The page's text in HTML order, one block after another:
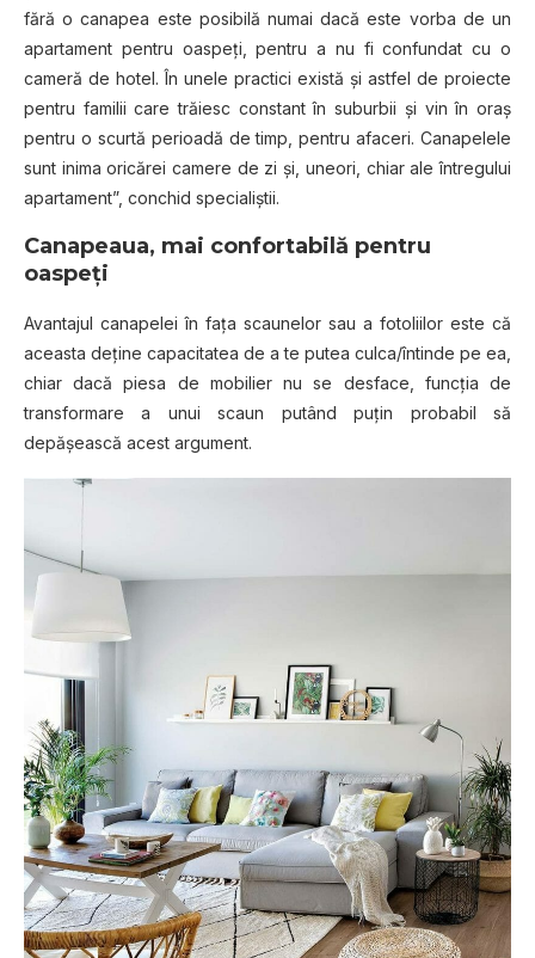
fără o canapea este posibilă numai dacă este vorba de un
apartament pentru oaspeţi, pentru a nu fi confundat cu o
cameră de hotel. În unele practici există şi astfel de proiecte
pentru familii care trăiesc constant în suburbii şi vin în oraş
pentru o scurtă perioadă de timp, pentru afaceri. Canapelele
sunt inima oricărei camere de zi şi, uneori, chiar ale întregului
apartament”, conchid specialiştii.
Canapeaua, mai confortabilă pentru
oaspeţi
Avantajul canapelei în faţa scaunelor sau a fotoliilor este că
aceasta deţine capacitatea de a te putea culca/întinde pe ea,
chiar dacă piesa de mobilier nu se desface, funcţia de
transformare a unui scaun putând puţin probabil să
depăşească acest argument.